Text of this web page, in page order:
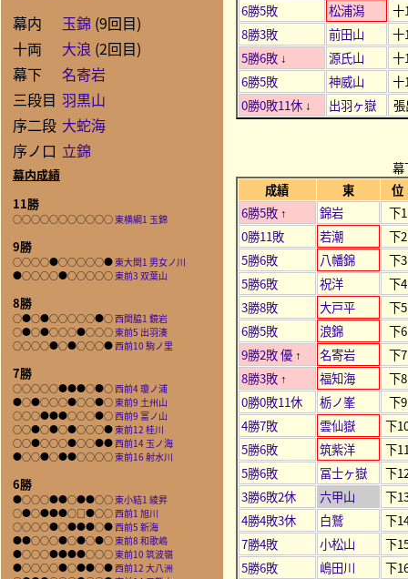
幕内 玉錦 (9回目)
十両
大浪 (2回目)
幕下
名寄岩
三段目 羽黒山
序二段 大蛇海
序ノ口 立錦
幕内成績
11勝
○○○○○○○○○○○東横綱1 玉錦
9勝
○○○○●○○○○○●東大関1 男女ノ川
●○○○○●○○○○○東前3 双葉山
8勝
○●○●○○○○○●○西関脇1 鏡岩
○●○●○○○●○○○東前5 出羽湊
○○○○●○●○○○●西前10 駒ノ里
7勝
○○○○○●●●○●○西前4 瓊ノ浦
●○●○○○●○○●○東前9 土州山
○○○●●●○○○●○西前9 富ノ山
○○●○●○●○○○●東前12 桂川
○○●○○○●○○●●西前14 玉ノ海
●○○●○●●○○○○東前16 射水川
6勝
●○○○●●○●●○○東小結1 綾昇
○●○●●●○□●○○西前1 旭川
○○○○●○●●●○●西前5 新海
●●○○○●○●○●○東前8 和歌嶋
●○○○●●●●○○○東前10 筑波嶺
●○○○○●○●●○●西前12 大八洲
6勝5敗
松浦潟
十
8勝3敗
前田山
十
5勝6敗 ↓ 源氏山
十
6勝5敗
神威山
十
0勝0敗11休 ↓ 出羽ヶ嶽
幕
成績
東
位
6勝5敗 ↑ 錦岩
下1
0勝11敗
若潮
下2
5勝6敗
八幡錦
下3
5勝6敗
祝洋
下4
3勝8敗
大戸平
下5
6勝5敗
浪錦
下6
9勝2敗 優 ↑ 名寄岩
下7
8勝3敗 ↑ 福知海
下8
0勝0敗11休
栃ノ峯
下9
4勝7敗
雲仙嶽
下
5勝6敗
筑紫洋
下
5勝6敗
冨士ヶ嶽
下
3勝6敗2休
六甲山
下
4勝4敗3休
白鷲
下
7勝4敗
小松山
下
5勝6敗
嶋田川
下